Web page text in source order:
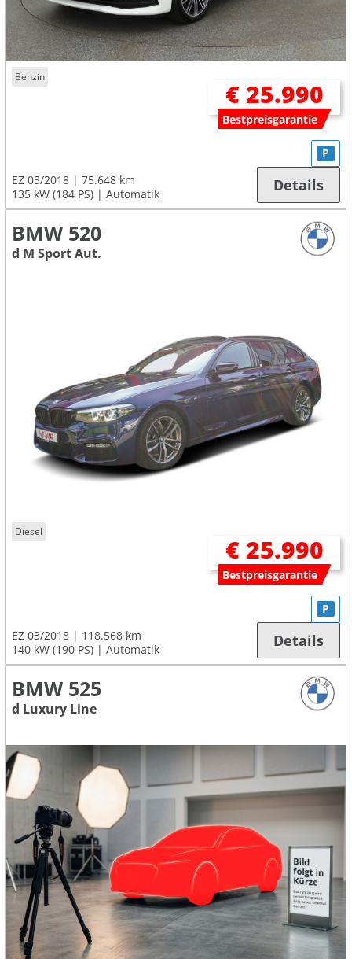
Benzin
€ 25.990
Bestpreisgarantie
EZ 03/2018
75.648 km
135 kW (184 PS)
Automatik
P
Details
BMW 520
d M Sport Aut.
Diesel
€ 25.990
Bestpreisgarantie
EZ 03/2018
118.568 km
140 kW (190 PS)
Automatik
P
Details
BMW 525
d Luxury Line